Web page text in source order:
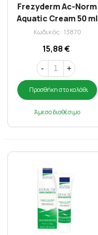
Frezyderm Ac-Norm
Aquatic Cream 50 ml
Κωδικός: 13870
15,88 €
- +
Προσθήκη στο καλάθι
Άμεσα διαθέσιμο